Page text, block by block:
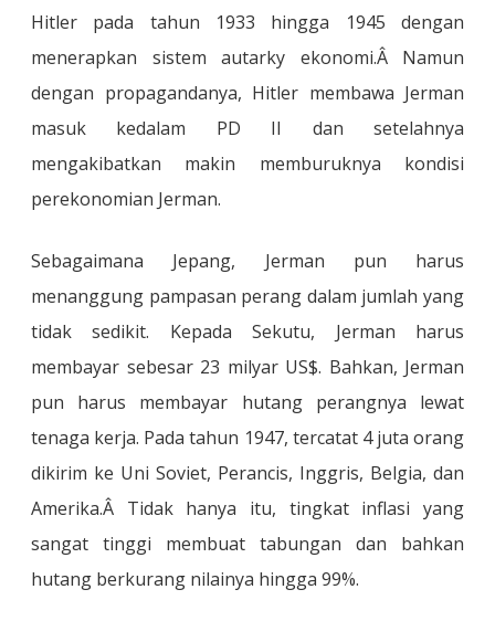
Hitler pada tahun 1933 hingga 1945 dengan
menerapkan sistem autarky ekonomi.Â Namun
dengan propagandanya, Hitler membawa Jerman
masuk kedalam PD II dan setelahnya
mengakibatkan makin memburuknya kondisi
perekonomian Jerman.
Sebagaimana Jepang, Jerman pun harus
menanggung pampasan perang dalam jumlah yang
tidak sedikit. Kepada Sekutu, Jerman harus
membayar sebesar 23 milyar US$. Bahkan, Jerman
pun harus membayar hutang perangnya lewat
tenaga kerja. Pada tahun 1947, tercatat 4 juta orang
dikirim ke Uni Soviet, Perancis, Inggris, Belgia, dan
Amerika.Â Tidak hanya itu, tingkat inflasi yang
sangat tinggi membuat tabungan dan bahkan
hutang berkurang nilainya hingga 99%.